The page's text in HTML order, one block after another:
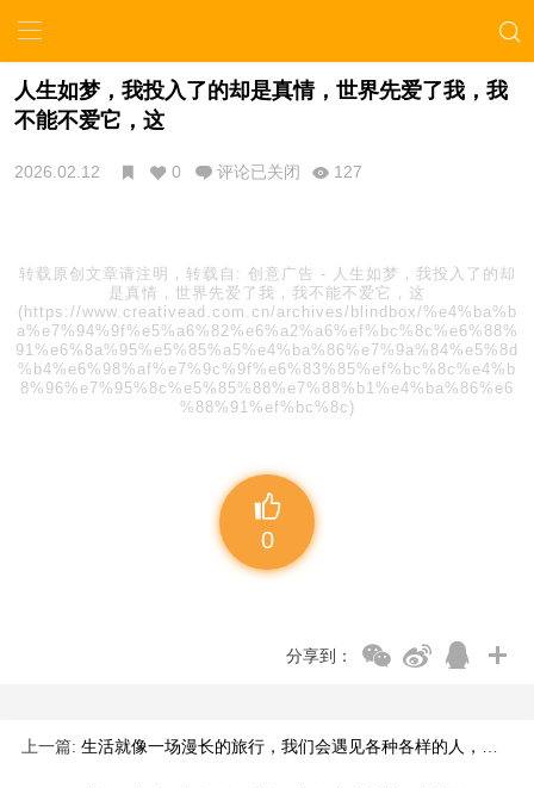
人生如梦，我投入了的却是真情，世界先爱了我，我
不能不爱它，这
2026.02.12 0 评论已关闭 127
转载原创文章请注明，转载自: 创意广告 - 人生如梦，我投入了的却
是真情，世界先爱了我，我不能不爱它，这
(https://www.creativead.com.cn/archives/blindbox/%e4%ba%b
a%e7%94%9f%e5%a6%82%e6%a2%a6%ef%bc%8c%e6%88%
91%e6%8a%95%e5%85%a5%e4%ba%86%e7%9a%84%e5%8d
%b4%e6%98%af%e7%9c%9f%e6%83%85%ef%bc%8c%e4%b
8%96%e7%95%8c%e5%85%88%e7%88%b1%e4%ba%86%e6
%88%91%ef%bc%8c)
0
分享到：
上一篇: 生活就像一场漫长的旅行，我们会遇见各种各样的人，经历各种各样